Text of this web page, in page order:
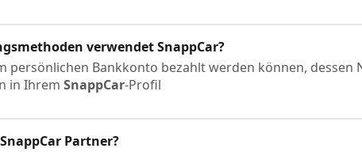
verwendetSnappCar?
persönlichen Bankkonto bezahlt werden können, dessen
in Ihrem SnappCar-Profil
SnappCar Partner?